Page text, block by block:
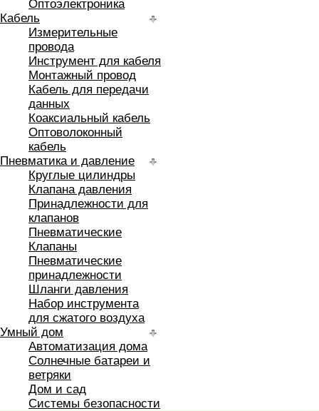
Оптоэлектроника
Кабель
Измерительные
провода
Инструмент для кабеля
Монтажный провод
Кабель для передачи
данных
Коаксиальный кабель
Оптоволоконный
кабель
Пневматика и давление
Круглые цилиндры
Клапана давления
Принадлежности для
клапанов
Пневматические
Клапаны
Пневматические
принадлежности
Шланги давления
Набор инструмента
для сжатого воздуха
Умный дом
Автоматизация дома
Солнечные батареи и
ветряки
Дом и сад
Системы безопасности